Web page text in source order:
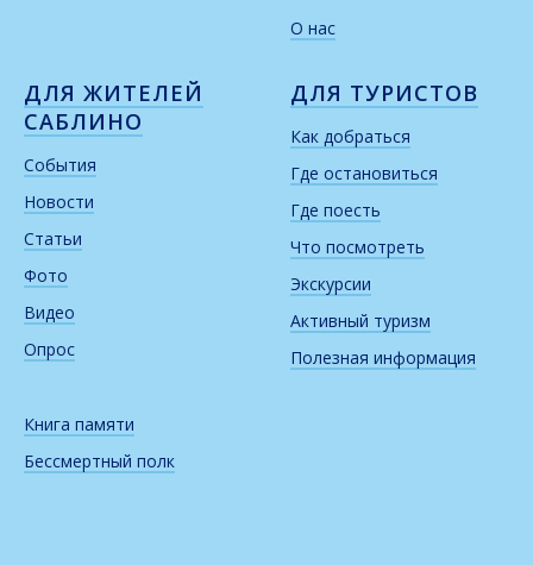
О нас
ДЛЯ ЖИТЕЛЕЙ
САБЛИНО
События
Новости
Статьи
Фото
Видео
Опрос
Книга памяти
Бессмертный полк
ДЛЯ ТУРИСТОВ
Как добраться
Где остановиться
Где поесть
Что посмотреть
Экскурсии
Активный туризм
Полезная информация